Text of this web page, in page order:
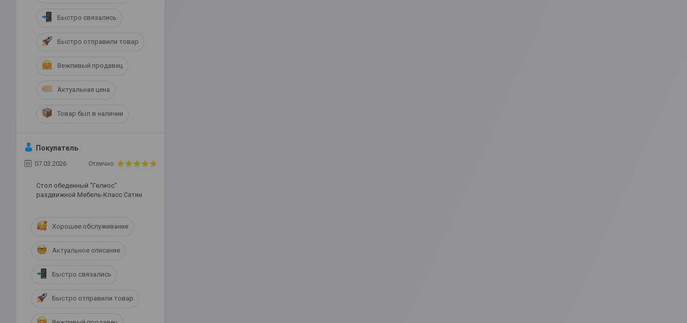
Быстро связались
Быстро отправили товар
Вежливый продавец
Актуальная цена
Товар был в наличии
Покупатель
07.03.2026 Отлично
Стол обеденный "Гелиос"
раздвижной Мебель-Класс Сатин
Хорошее обслуживание
Актуальное описание
Быстро связались
Быстро отправили товар